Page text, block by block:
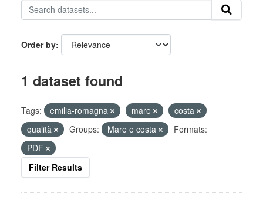
Order by
1 dataset found
Tags: emilia-romagna mare
costa
qualità
Groups: Mare e costa
Formats:
PDF
Filter Results